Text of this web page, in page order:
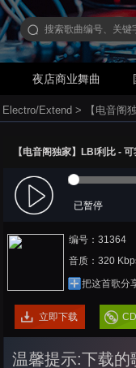
夜店商业舞曲
Electro/Extend > 【电音阁
【电音阁独家】LBI利比 -
已暂停
编号：31364
音质：320
把这首歌分
立即下载
温馨提示:下载的